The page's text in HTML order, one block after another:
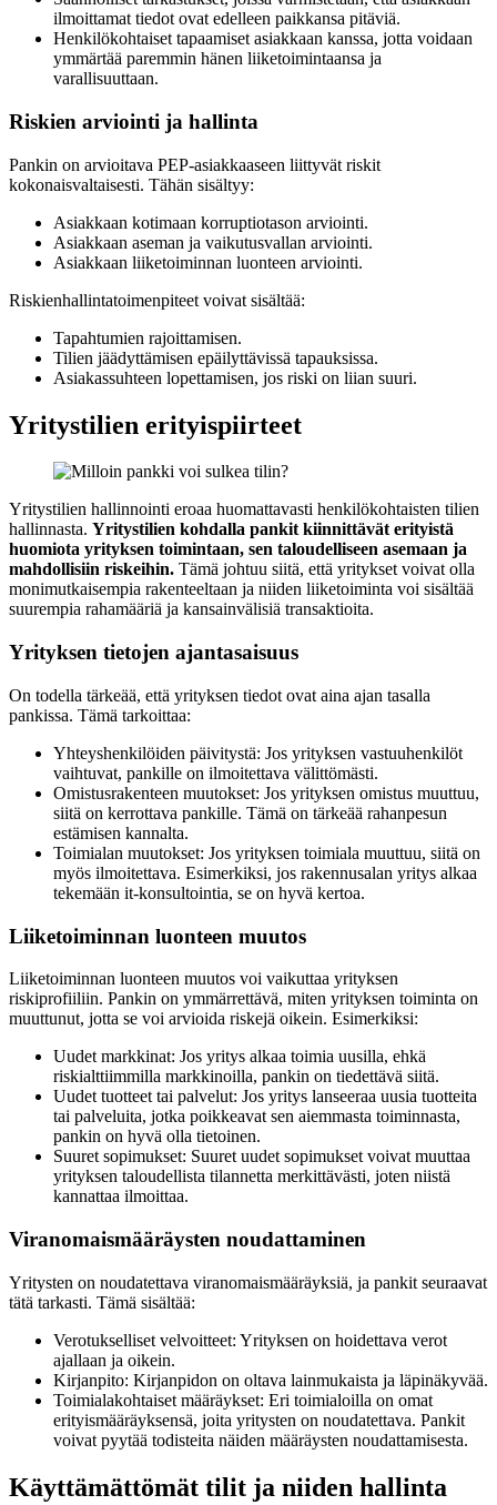
ilmoittamat tiedot ovat edelleen paikkansa pitäviä.
Henkilökohtaiset tapaamiset asiakkaan kanssa, jotta voidaan
ymmärtää paremmin hänen liiketoimintaansa ja
varallisuuttaan.
Riskien arviointi ja hallinta
Pankin on arvioitava PEP-asiakkaaseen liittyvät riskit
kokonaisvaltaisesti. Tähän sisältyy:
Asiakkaan kotimaan korruptiotason arviointi.
Asiakkaan aseman ja vaikutusvallan arviointi.
Asiakkaan liiketoiminnan luonteen arviointi.
Riskienhallintatoimenpiteet voivat sisältää:
Tapahtumien rajoittamisen.
Tilien jäädyttämisen epäilyttävissä tapauksissa.
Asiakassuhteen lopettamisen, jos riski on liian suuri.
Yritystilien erityispiirteet
Yritystilien hallinnointi eroaa huomattavasti henkilökohtaisten tilien
hallinnasta. Yritystilien kohdalla pankit kiinnittävät erityistä
huomiota yrityksen toimintaan, sen taloudelliseen asemaan ja
mahdollisiin riskeihin. Tämä johtuu siitä, että yritykset voivat olla
monimutkaisempia rakenteeltaan ja niiden liiketoiminta voi sisältää
suurempia rahamääriä ja kansainvälisiä transaktioita.
Yrityksen tietojen ajantasaisuus
On todella tärkeää, että yrityksen tiedot ovat aina ajan tasalla
pankissa. Tämä tarkoittaa:
Yhteyshenkilöiden päivitystä: Jos yrityksen vastuuhenkilöt
vaihtuvat, pankille on ilmoitettava välittömästi.
Omistusrakenteen muutokset: Jos yrityksen omistus muuttuu,
siitä on kerrottava pankille. Tämä on tärkeää rahanpesun
estämisen kannalta.
Toimialan muutokset: Jos yrityksen toimiala muuttuu, siitä on
myös ilmoitettava. Esimerkiksi, jos rakennusalan yritys alkaa
tekemään it-konsultointia, se on hyvä kertoa.
Liiketoiminnan luonteen muutos
Liiketoiminnan luonteen muutos voi vaikuttaa yrityksen
riskiprofiiliin. Pankin on ymmärrettävä, miten yrityksen toiminta on
muuttunut, jotta se voi arvioida riskejä oikein. Esimerkiksi:
Uudet markkinat: Jos yritys alkaa toimia uusilla, ehkä
riskialttiimmilla markkinoilla, pankin on tiedettävä siitä.
Uudet tuotteet tai palvelut: Jos yritys lanseeraa uusia tuotteita
tai palveluita, jotka poikkeavat sen aiemmasta toiminnasta,
pankin on hyvä olla tietoinen.
Suuret sopimukset: Suuret uudet sopimukset voivat muuttaa
yrityksen taloudellista tilannetta merkittävästi, joten niistä
kannattaa ilmoittaa.
Viranomaismääräysten noudattaminen
Yritysten on noudatettava viranomaismääräyksiä, ja pankit seuraavat
tätä tarkasti. Tämä sisältää:
Verotukselliset velvoitteet: Yrityksen on hoidettava verot
ajallaan ja oikein.
Kirjanpito: Kirjanpidon on oltava lainmukaista ja läpinäkyvää.
Toimialakohtaiset määräykset: Eri toimialoilla on omat
erityismääräyksensä, joita yritysten on noudatettava. Pankit
voivat pyytää todisteita näiden määräysten noudattamisesta.
Käyttämättömät tilit ja niiden hallinta